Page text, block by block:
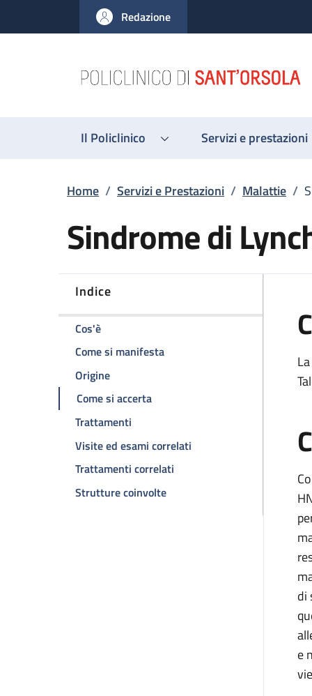
al contenuto principale
to footer content
Redazione
Il Policlinico Servizi e prestazioni
Briciole di pane
Home / Servizi e Prestazioni / Malattie /
Sindrome di
Indice
Cos'èdella pagina Sindrome di Lynch (Hnpcc)
Come si manifestadella pagina Sindrome di
Originedella pagina Sindrome di Lynch (Hnpcc)
Come si accertadella pagina Sindrome di Lynch
Trattamenti
Visite ed esami correlati della pagina Sindrome
Trattamenti correlati
Strutture coinvoltedella pagina Sindrome di
di
e